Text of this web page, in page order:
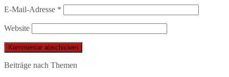
E-Mail-Adresse *
Website
Beiträge nach Themen